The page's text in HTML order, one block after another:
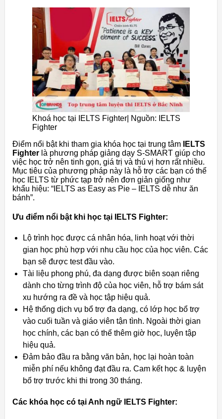
Khoá học tại IELTS Fighter| Nguồn: IELTS
Fighter
Điểm nổi bật khi tham gia khóa học tại trung tâm
IELTS
Fighter là phương pháp giảng dạy S-SMART giúp cho
việc học trở nên tinh gọn, giá trị và thú vị hơn rất nhiều.
Mục tiêu của phương pháp này là hỗ trợ các bạn có thể
học IELTS từ phức tạp trở nên đơn giản giống như
khẩu hiệu: “IELTS as Easy as Pie – IELTS dễ như ăn
bánh”.
Ưu điểm nổi bật khi học tại IELTS Fighter:
Lộ trình học được cá nhân hóa, linh hoạt với thời
gian học phù hợp với nhu cầu học của học viên. Các
bạn sẽ được test đầu vào.
Tài liệu phong phú, đa dạng được biên soạn riêng
dành cho từng trình độ của học viên, hỗ trợ bám sát
xu hướng ra đề và học tập hiệu quả.
Hệ thống dịch vụ bổ trợ đa dạng, có lớp học bổ trợ
vào cuối tuần và giáo viên tận tình. Ngoài thời gian
học chính, các bạn có thể thêm giờ học, luyện tập
hiệu quả.
Đảm bảo đầu ra bằng văn bản, học lại hoàn toàn
miễn phí nếu không đạt đầu ra. Cam kết học & luyện
bổ trợ trước khi thi trong 30 tháng.
Các khóa học có tại Anh ngữ IELTS Fighter: